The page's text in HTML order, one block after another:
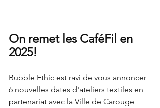
On remet les CaféFil en
2025!
Bubble Ethic est ravi de vous annoncer
6 nouvelles dates d'ateliers textiles en
partenariat avec la Ville de Carouge